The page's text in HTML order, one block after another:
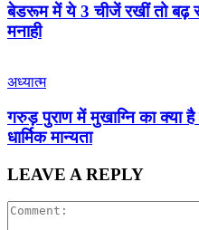
बेडरूम में ये 3 चीजें रखीं तो बढ़
मनाही
अध्यात्म
गरुड़ पुराण में मुखाग्नि का क्या
धार्मिक मान्यता
LEAVE A REPLY